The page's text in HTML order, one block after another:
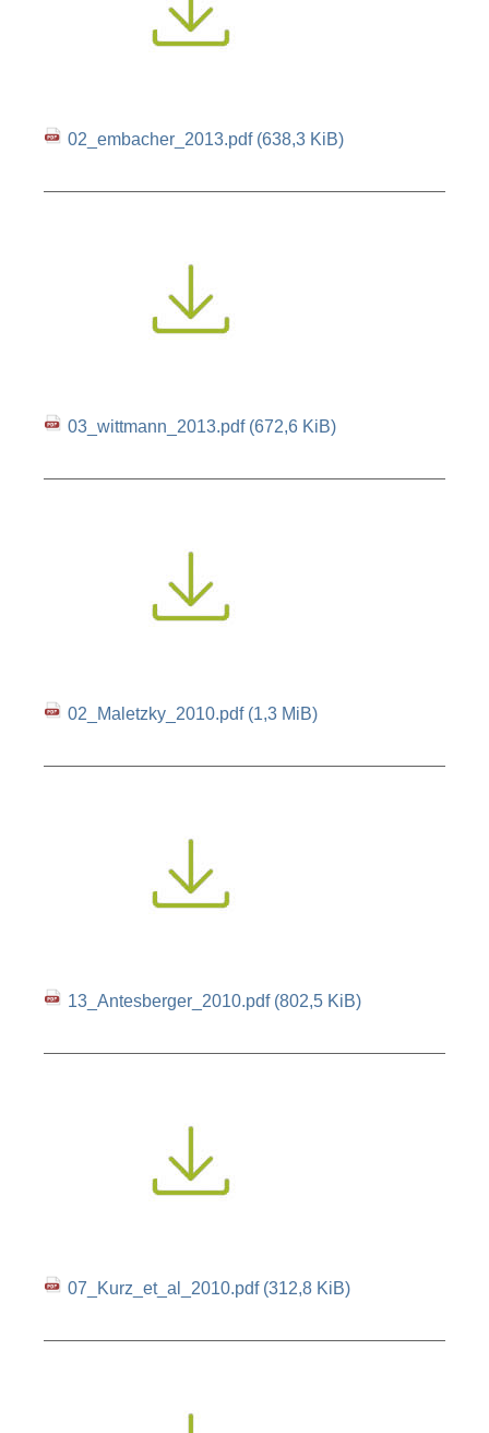
02_embacher_2013.pdf (638,3 KiB)
03_wittmann_2013.pdf (672,6 KiB)
02_Maletzky_2010.pdf (1,3 MiB)
13_Antesberger_2010.pdf (802,5 KiB)
07_Kurz_et_al_2010.pdf (312,8 KiB)